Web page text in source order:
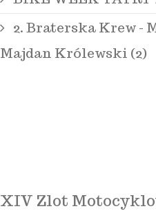
2. Braterska Krew -
Majdan Królewski (2)
XIV Zlot